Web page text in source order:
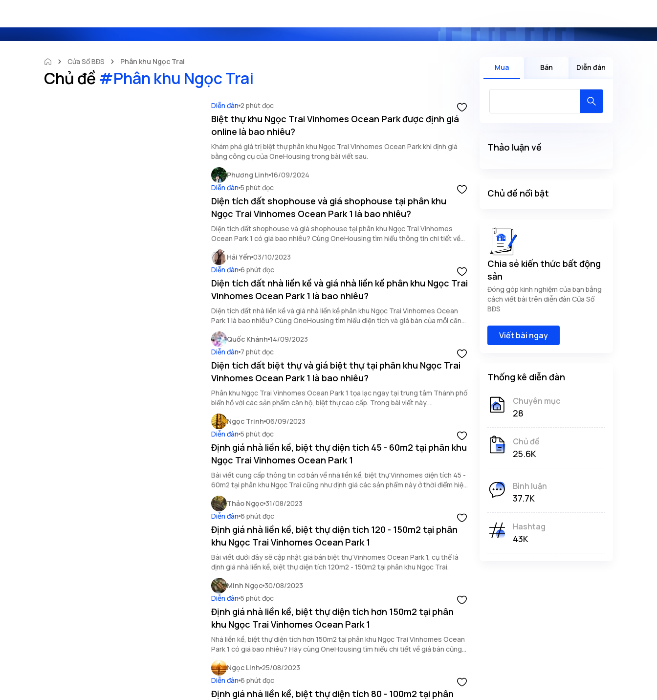
Cửa Sổ BĐS Phân khu Ngọc Trai
Chủ đề #Phân khu Ngọc Trai
Diễn đàn 2 phút đọc
Biệt thự khu Ngọc Trai Vinhomes Ocean Park được định giá
online là bao nhiêu?
Khám phá giá trị biệt thự phân khu Ngọc Trai Vinhomes Ocean Park khi định giá
bằng công cụ của OneHousing trong bài viết sau.
Phương Linh 16/09/2024
Diễn đàn 5 phút đọc
Diện tích đất shophouse và giá shophouse tại phân khu
Ngọc Trai Vinhomes Ocean Park 1 là bao nhiêu?
Diện tích đất shophouse và giá shophouse tại phân khu Ngọc Trai Vinhomes
Ocean Park 1 có giá bao nhiêu? Cùng OneHousing tìm hiểu thông tin chi tiết về
shophouse cũng như giá bán biệt thự Vinhomes Ocean Park 1 trong bài viết dưới
đây. Hải Yến 03/10/2023
Diễn đàn 6 phút đọc
Diện tích đất nhà liền kề và giá nhà liền kề phân khu Ngọc Trai
Vinhomes Ocean Park 1 là bao nhiêu?
Diện tích đất nhà liền kề và giá nhà liền kề phân khu Ngọc Trai Vinhomes Ocean
Park 1 là bao nhiêu? Cùng OneHousing tìm hiểu diện tích và giá bán của mỗi căn
nhà thuộc phân khu Ngọc Trai Vinhomes Ocean Park 1 trong bài viết dưới đây.
Quốc Khánh 14/09/2023
Diễn đàn 7 phút đọc
Diện tích đất biệt thự và giá biệt thự tại phân khu Ngọc Trai
Vinhomes Ocean Park 1 là bao nhiêu?
Phân khu Ngọc Trai Vinhomes Ocean Park 1 tọa lạc ngay tại trung tâm Thành phố
biển hồ với các sản phẩm căn hộ, biệt thự cao cấp. Trong bài viết này,
OneHousing sẽ cập nhật diện tích đất biệt thự và giá biệt thự tại phân khu Ngọc
Trai. Ngọc Trinh 06/09/2023
Diễn đàn 5 phút đọc
Định giá nhà liền kề, biệt thự diện tích 45 - 60m2 tại phân khu
Ngọc Trai Vinhomes Ocean Park 1
Bài viết cung cấp thông tin cơ bản về nhà liền kề, biệt thự Vinhomes diện tích 45 -
60m2 tại phân khu Ngọc Trai cũng như định giá các sản phẩm này ở thời điểm hiện
tại bằng công cụ của OneHousing.
Thảo Ngọc 31/08/2023
Diễn đàn 6 phút đọc
Định giá nhà liền kề, biệt thự diện tích 120 - 150m2 tại phân
khu Ngọc Trai Vinhomes Ocean Park 1
Bài viết dưới đây sẽ cập nhật giá bán biệt thự Vinhomes Ocean Park 1, cụ thể là
định giá nhà liền kề, biệt thự diện tích 120m2 - 150m2 tại phân khu Ngọc Trai.
Minh Ngọc 30/08/2023
Diễn đàn 5 phút đọc
Định giá nhà liền kề, biệt thự diện tích hơn 150m2 tại phân
khu Ngọc Trai Vinhomes Ocean Park 1
Nhà liền kề, biệt thự diện tích hơn 150m2 tại phân khu Ngọc Trai Vinhomes Ocean
Park 1 có giá bao nhiêu? Hãy cùng OneHousing tìm hiểu chi tiết về giá bán cũng
như tiện ích khi sở hữu loại hình sản phẩm này.
Ngọc Linh 25/08/2023
Diễn đàn 6 phút đọc
Định giá nhà liền kề, biệt thự diện tích 80 - 100m2 tại phân
Mua Bán Diễn đàn
Thảo luận về
Chủ đề nổi bật
Chia sẻ kiến thức bất động
sản
Đóng góp kinh nghiệm của bạn bằng
cách viết bài trên diễn đàn Cửa Sổ
BĐS
Viết bài ngay
Thống kê diễn đàn
Chuyên mục
28
Chủ đề
25.6K
Bình luận
37.7K
Hashtag
43K